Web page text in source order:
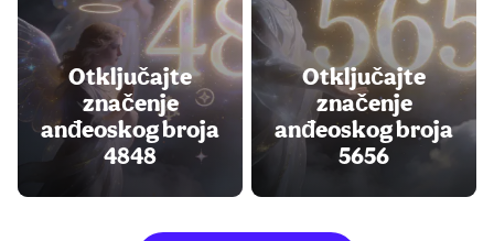
Otključajte
značenje
anđeoskog broja
4848
Otključajte
značenje
anđeoskog broja
5656